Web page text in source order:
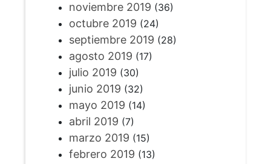
noviembre 2019 (36)
octubre 2019 (24)
septiembre 2019 (28)
agosto 2019 (17)
julio 2019 (30)
junio 2019 (32)
mayo 2019 (14)
abril 2019 (7)
marzo 2019 (15)
febrero 2019 (13)